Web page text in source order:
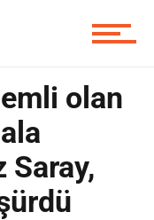
olan
Saray,